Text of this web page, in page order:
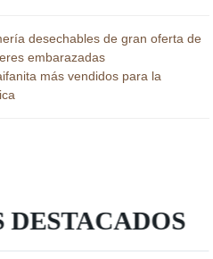
desechables de gran oferta de
embarazadas
más vendidos para la
DESTACADOS